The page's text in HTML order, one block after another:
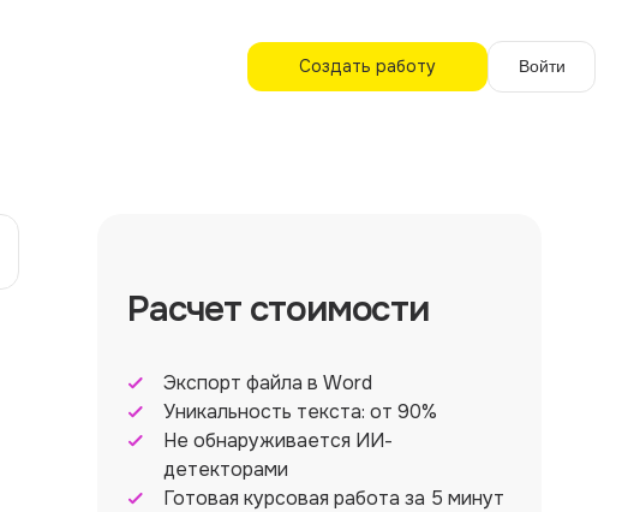
Создать работу Войти
Расчет стоимости
Экспорт файла в Word
Уникальность текста: от 90%
Не обнаруживается ИИ-
детекторами
Готовая курсовая работа за 5 минут